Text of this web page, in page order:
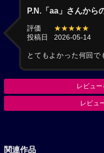
P.N.「aa」さんから
評価
★★★★★
投稿日
2026-05-14
とてもよかった何回で
レビュ
レビュ
関連作品